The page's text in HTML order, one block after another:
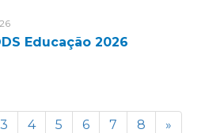
Educação 2026
3 4 5 6 7 8 »